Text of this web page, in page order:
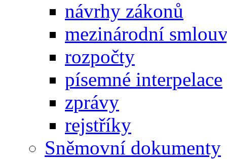
návrhy zákonů
mezinárodní
rozpočty
písemné interpelace
zprávy
rejstříky
Sněmovní dokumenty